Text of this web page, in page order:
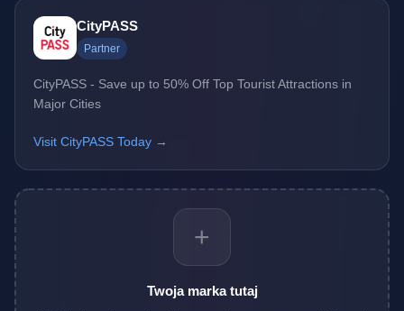
CityPASS
Partner
CityPASS - Save up to 50% Off Top Tourist Attractions in
Major Cities
Visit CityPASS Today →
+
Twoja marka tutaj